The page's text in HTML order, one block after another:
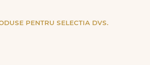
pentru selectia dvs.